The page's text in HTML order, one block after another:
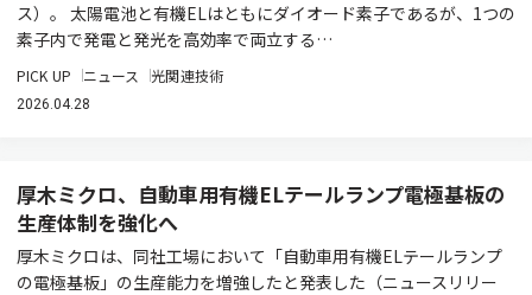
ス）。 太陽電池と有機ELはともにダイオード素子であるが、1つの
素子内で発電と発光を高効率で両立する…
PICK UP ニュース 光関連技術
2026.04.28
厚木ミクロ、自動車用有機ELテールランプ電極基板の
生産体制を強化へ
厚木ミクロは、同社工場において「自動車用有機ELテールランプ
の電極基板」の生産能力を増強したと発表した（ニュースリリー